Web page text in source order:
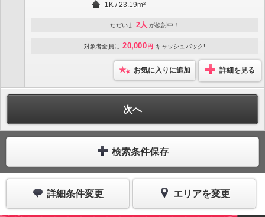
1K / 23.19m²
ただいま 2人 が検討中！
対象者全員に 20,000 円 キャッシュバック!
お気に入りに追加 詳細を見る
次へ
検索条件保存
詳細条件変更 エリアを変更